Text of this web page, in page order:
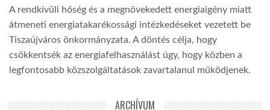
A rendkívüli hőség és a megnövekedett energiaigény miatt
átmeneti energiatakarékossági intézkedéseket vezetett be
Tiszaújváros önkormányzata. A döntés célja, hogy
csökkentsék az energiafelhasználást úgy, hogy közben a
legfontosabb közszolgáltatások zavartalanul működjenek.
ARCHÍVUM